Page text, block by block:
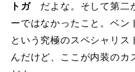
トガ だよな。そして第二
ーではなかったこと。ベン
という究極のスペシャリス
んだけど、ここが内装のカ